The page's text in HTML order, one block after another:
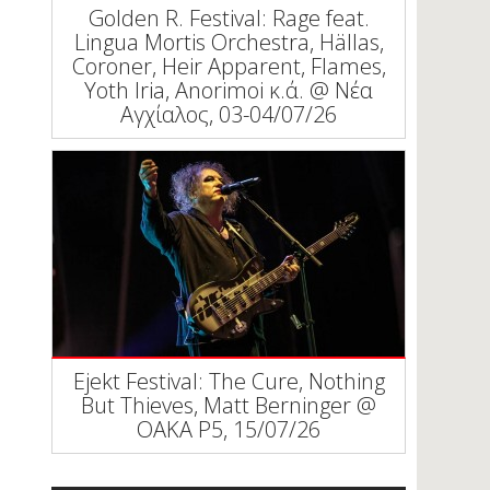
Golden R. Festival: Rage feat.
Lingua Mortis Orchestra, Hällas,
Coroner, Heir Apparent, Flames,
Yoth Iria, Anorimoi κ.ά. @ Νέα
Αγχίαλος, 03-04/07/26
Ejekt Festival: The Cure, Nothing
But Thieves, Matt Berninger @
ΟΑΚΑ P5, 15/07/26